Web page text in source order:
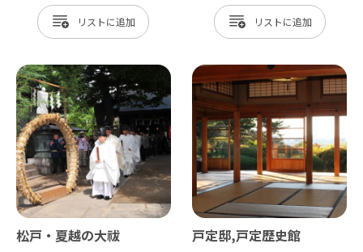
リスト リスト
松戸・夏越の大祓 戸定邸,戸定歴史館